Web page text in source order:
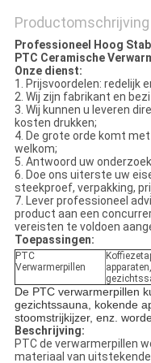
Productomschrijving
Professioneel Hoog
PTC Ceramische
Onze dienst:
1. Prijsvoordelen: redelijk
2. Wij zijn fabrikant en
3. Wij kunnen u leveren
kosten drukken;
4. De grote orde komt
welkom;
5. Antwoord uw
6. Doe ons uiterste uw
steekproef, verpakking,
7. Lever professioneel
product aan een
vereisten te voldoen
Toepassingen:
PTC
Verwarmerpillen
apparaten,
De PTC verwarmerpillen
gezichtssauna, kokende
stoomstrijkijzer, enz.
Beschrijving:
PTC de verwarmerpillen
materiaal van